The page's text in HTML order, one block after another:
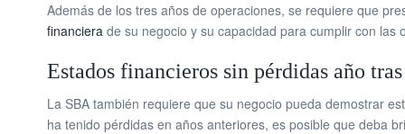
Además de los tres años de operaciones, se requiere que
financiera de su negocio y su capacidad para cumplir con
Estados financieros sin pérdidas año
La SBA también requiere que su negocio pueda demostrar
ha tenido pérdidas en años anteriores, es posible que deba